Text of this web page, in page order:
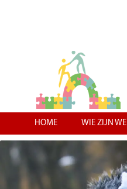
HOME WIE ZIJN WE